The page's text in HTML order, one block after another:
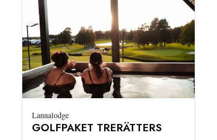
Lannalodge
GOLFPAKET TRERÄTTERS